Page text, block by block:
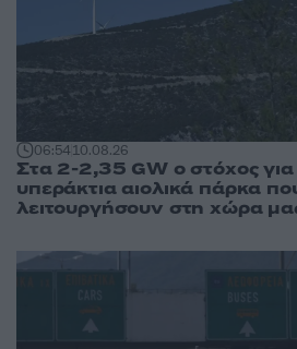
06:5410.08.26
Στα 2-2,35 GW ο στόχος
υπεράκτια αιολικά πάρκα
λειτουργήσουν στη χώρα